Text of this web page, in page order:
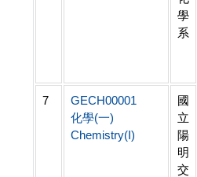
學
系
7
GECH00001
化學(一)
Chemistry(I)
國
立
陽
明
交